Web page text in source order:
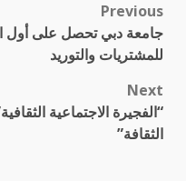
Post
navigation
Previous
جامعة دبي تحصل على أول
للمشتريات والتوريد
Next
“الفجيرة الاجتماعية
الثقافة”